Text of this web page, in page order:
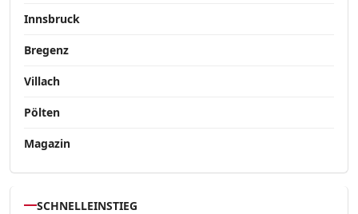
Innsbruck
Bregenz
Villach
Pölten
Magazin
SCHNELLEINSTIEG